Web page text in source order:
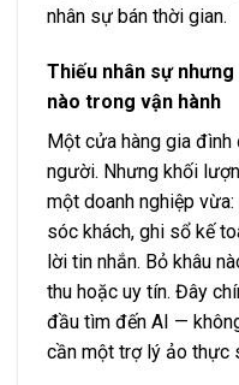
nhân sự bán thời gian.
Thiếu nhân sự
nào trong vận hành
Một cửa hàng gia
người. Nhưng khối
một doanh nghiệp
sóc khách, ghi sổ kế
lời tin nhắn. Bỏ khâu
thu hoặc uy tín. Đây
đầu tìm đến AI —
cần một trợ lý ảo thực